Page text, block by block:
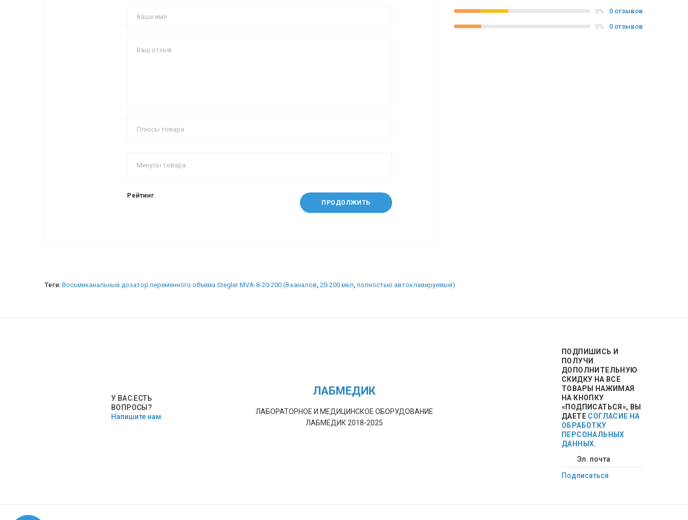
Рейтинг
ПРОДОЛЖИТЬ
0% 0 отзывов
0% 0 отзывов
Теги: Восьмиканальный дозатор переменного объёма Stegler MVA-8-20-200 (8 каналов, 20-200 мкл, полностью автоклавируемый)
ЛАБМЕДИК
ЛАБОРАТОРНОЕ И МЕДИЦИНСКОЕ ОБОРУДОВАНИЕ
ЛАБМЕДИК 2018-2025
У ВАС ЕСТЬ
ВОПРОСЫ?
Напишите нам
ПОДПИШИСЬ И
ПОЛУЧИ
ДОПОЛНИТЕЛЬНУЮ
СКИДКУ НА ВСЕ
ТОВАРЫ НАЖИМАЯ
НА КНОПКУ
«ПОДПИСАТЬСЯ», ВЫ
ДАЕТЕ СОГЛАСИЕ НА
ОБРАБОТКУ
ПЕРСОНАЛЬНЫХ
ДАННЫХ.
Подписаться